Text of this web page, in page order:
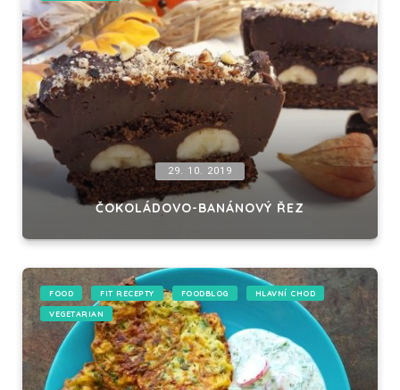
29. 10. 2019
ČOKOLÁDOVO-BANÁNOVÝ ŘEZ
FOOD FIT RECEPTY FOODBLOG HLAVNÍ CHOD
VEGETARIAN